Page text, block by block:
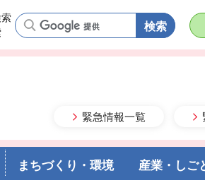
緊急情報一覧
語
まちづくり・環境 産業・しご